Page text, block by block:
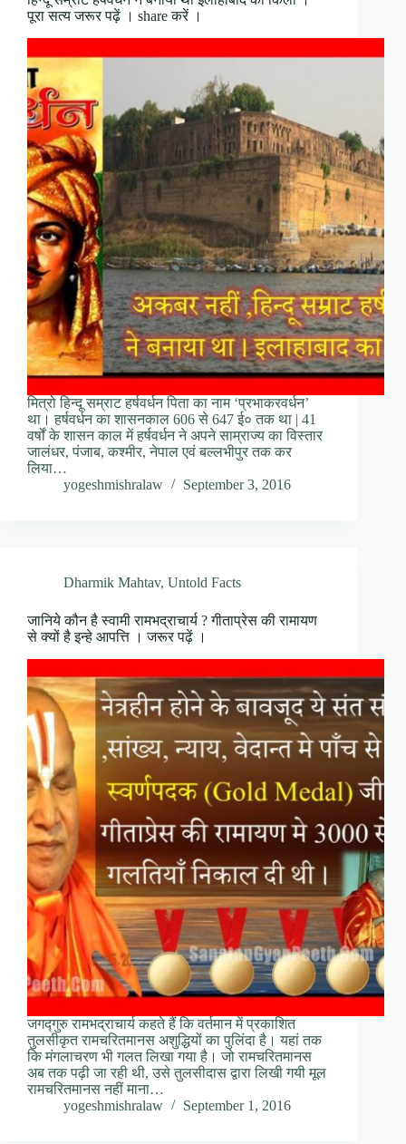
पूरा सत्य जरूर पढ़ें । share करें ।
मित्रो हिन्दू सम्राट हर्षवर्धन पिता का नाम ‘प्रभाकरवर्धन’
था। हर्षवर्धन का शासनकाल 606 से 647 ई० तक था | 41
वर्षों के शासन काल में हर्षवर्धन ने अपने साम्राज्य का विस्तार
जालंधर, पंजाब, कश्मीर, नेपाल एवं बल्लभीपुर तक कर
लिया…
yogeshmishralaw
September 3, 2016
Dharmik Mahtav, Untold Facts
जानिये कौन है स्वामी रामभद्राचार्य ? गीताप्रेस की रामायण
से क्यों है इन्हे आपत्ति । जरूर पढ़ें ।
जगद्गुरु रामभद्राचार्य कहते हैं कि वर्तमान में प्रकाशित
तुलसीकृत रामचरितमानस अशुद्धियों का पुलिंदा है। यहां तक
कि मंगलाचरण भी गलत लिखा गया है। जो रामचरितमानस
अब तक पढ़ी जा रही थी, उसे तुलसीदास द्वारा लिखी गयी मूल
रामचरितमानस नहीं माना…
yogeshmishralaw
September 1, 2016